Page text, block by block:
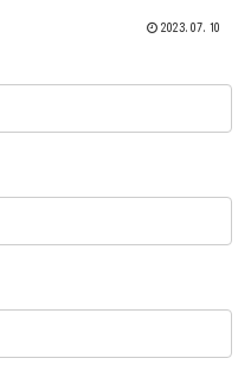
2023.07.10